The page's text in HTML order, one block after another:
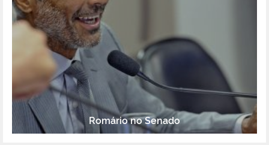
Romário no Senado